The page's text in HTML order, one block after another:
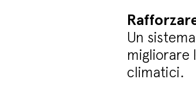
Un
migliorare
climatici.